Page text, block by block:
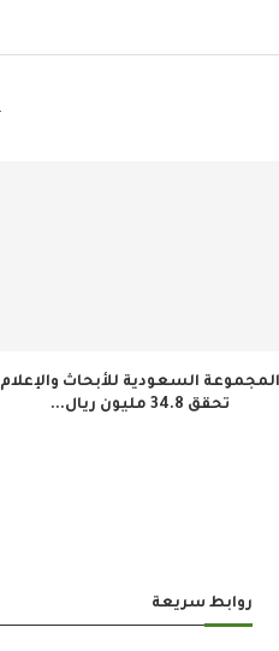
المجموعة السعودية للأبحاث والإعلام
تحقق 34.8 مليون ريال...
روابط سريعة